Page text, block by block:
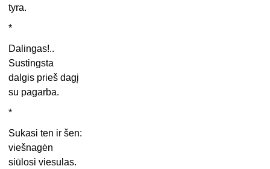
tyra.
*
Dalingas!..
Sustingsta
dalgis prieš dagį
su pagarba.
*
Sukasi ten ir šen:
viešnagėn
siūlosi viesulas.